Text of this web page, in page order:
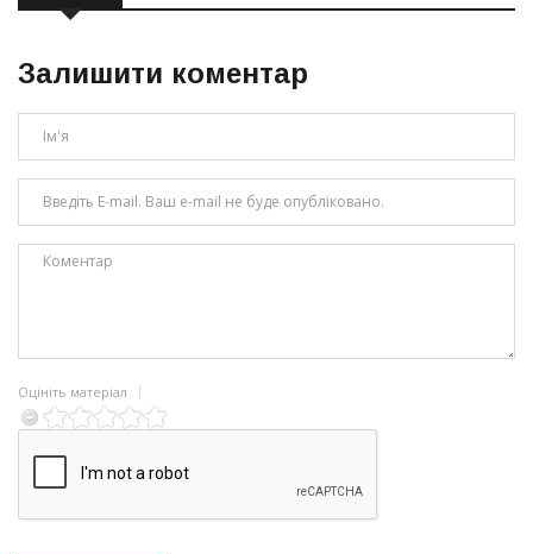
Залишити коментар
Оцініть матеріал